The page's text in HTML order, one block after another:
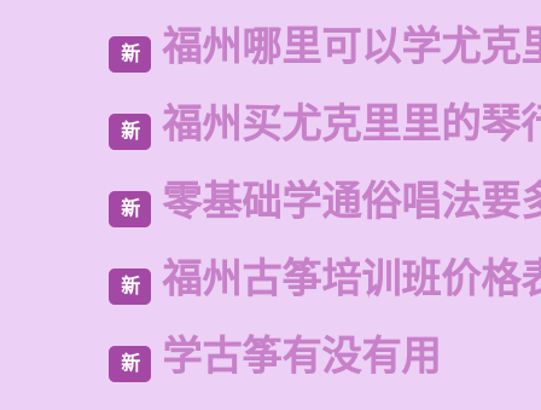
新 福州哪里可以学尤克
新 福州买尤克里里的琴
新 零基础学通俗唱法要
新 福州古筝培训班价格
新 学古筝有没有用